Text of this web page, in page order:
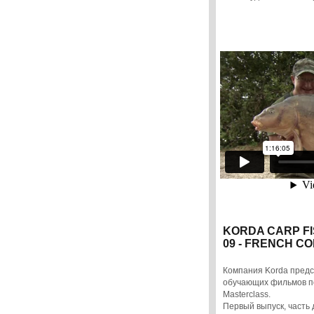
KORDA CARP
09 - FRENCH
Компания Korda
обучающих фильмов
Masterclass.
Первый выпуск,